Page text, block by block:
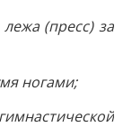
(пресс) за
ногами;